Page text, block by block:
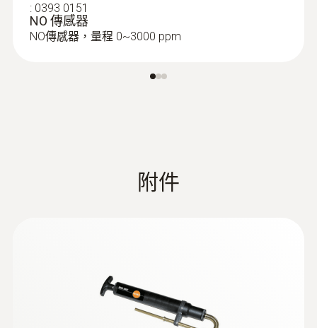
模块化烟气探头，长180 mm，直径8
: 0393 0151
NO 傳感器
NO傳感器，量程 0~3000 ppm
附件